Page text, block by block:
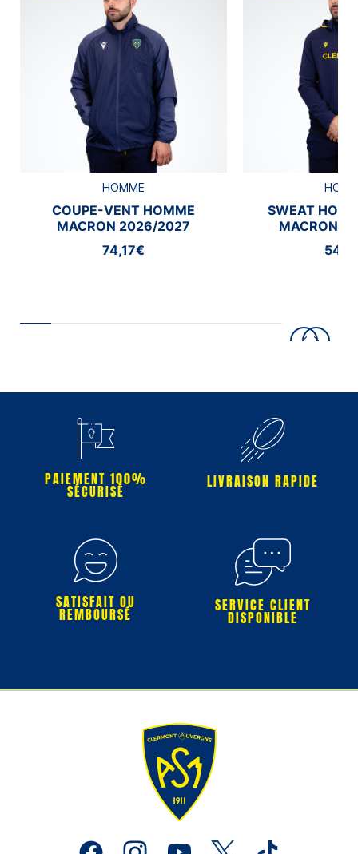
HOMME
COUPE-VENT HOMME
MACRON 2026/2027
74,17€
SWEAT
MACRON
PAIEMENT 100%
SÉCURISÉ
LIVRAISON RAPIDE
SATISFAIT OU
REMBOURSÉ SERVICE CLIENT
DISPONIBLE